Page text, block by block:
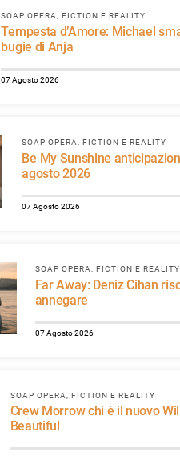
SOAP OPERA, FICTION E REALITY
Tempesta d’Amore: Michael smaschera le
bugie di Anja
07 Agosto 2026
SOAP OPERA, FICTION E REALITY
Be My Sunshine anticipazioni 9-15
agosto 2026
07 Agosto 2026
SOAP OPERA, FICTION E REALITY
Far Away: Deniz Cihan rischia di
annegare
07 Agosto 2026
SOAP OPERA, FICTION E REALITY
Crew Morrow chi è il nuovo Will Spencer di
Beautiful